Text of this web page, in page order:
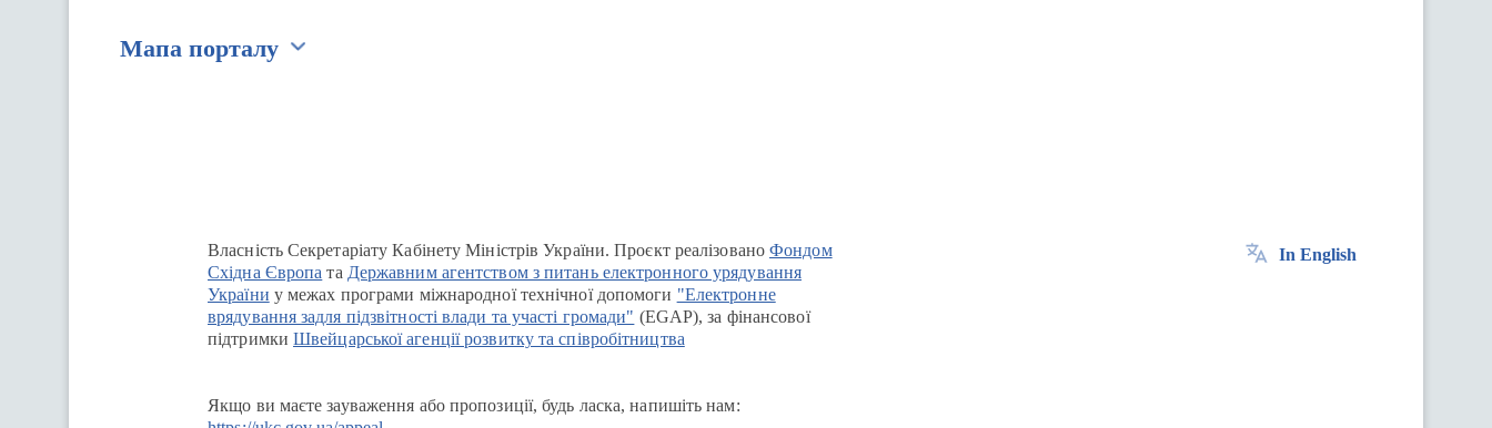
Мапа порталу
Власність Секретаріату Кабінету Міністрів України. Проєкт реалізованоФондом
Східна Європа та Державним агентством з питань електронного урядування
України у межах програми міжнародної технічної допомоги "Електронне
врядування задля підзвітності влади та участі громади" (EGAP), за фінансової
підтримки Швейцарської агенції розвитку та співробітництва
Якщо ви маєте зауваження або пропозиції, будь ласка, напишіть нам:
In English